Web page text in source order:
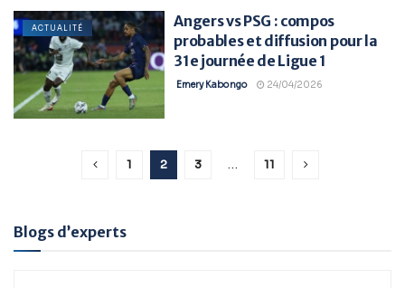
ACTUALITÉ
Angers vs PSG : compos
probables et diffusion pour la
31e journée de Ligue 1
Emery Kabongo 24/04/2026
1 2 3 … 11
Blogs d’experts